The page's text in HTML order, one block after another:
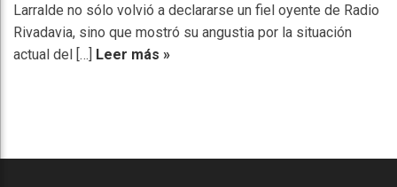
Larralde no sólo volvió a declararse un fiel oyente de Radio
Rivadavia, sino que mostró su angustia por la situación
actual del […] Leer más »